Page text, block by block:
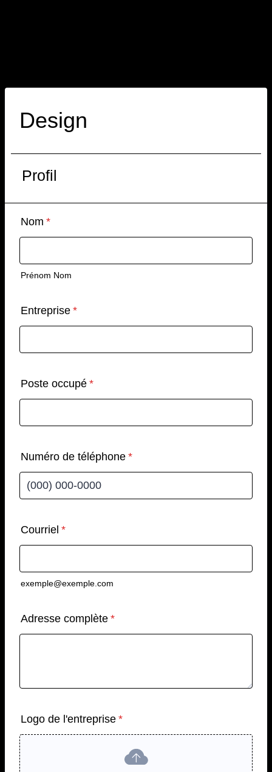
Design
Profil
Nom *
Prénom Nom
Entreprise *
Poste occupé *
Numéro de téléphone *
Courriel *
exemple@exemple.com
Adresse complète *
Logo de l'entreprise *